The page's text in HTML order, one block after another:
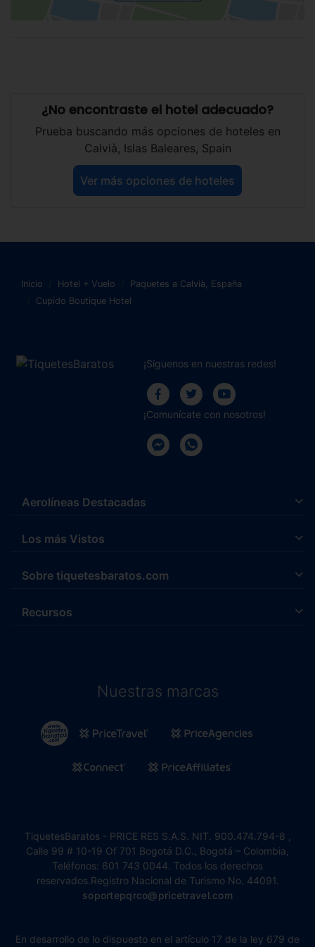
¿No encontraste el hotel adecuado?
Prueba buscando más opciones de hoteles en
Calvià, Islas Baleares, Spain
Ver más opciones de hoteles
Inicio Hotel + Vuelo
Paquetes a Calvià, España
Cupido Boutique Hotel
¡Síguenos en nuestras redes!
¡Comunícate con nosotros!
Aerolíneas Destacadas
Los más Vistos
Sobre tiquetesbaratos.com
Recursos
Nuestras marcas
TiquetesBaratos - PRICE RES S.A.S. NIT. 900.474.794-8 ,
Calle 99 # 10-19 Of 701 Bogotá D.C., Bogotá – Colombia,
Teléfonos: 601 743 0044. Todos los derechos
reservados.Registro Nacional de Turismo No. 44091.
soportepqrco@pricetravel.com
En desarrollo de lo dispuesto en el artículo 17 de la ley 679 de